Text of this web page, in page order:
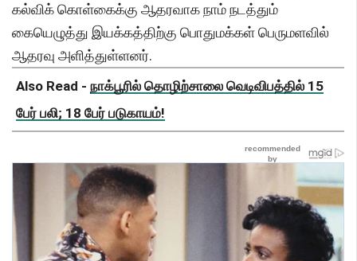
கல்விக் கொள்கைக்கு ஆதரவாக நாம் நடத்தும்
கையெழுத்து இயக்கத்திற்கு பொதுமக்கள் பெருமளவில்
ஆதரவு அளித்துள்ளனர்.
Also Read - நாக்பூரில் தொழிற்சாலை வெடிவிபத்தில் 15
பேர் பலி; 18 பேர் படுகாயம்!